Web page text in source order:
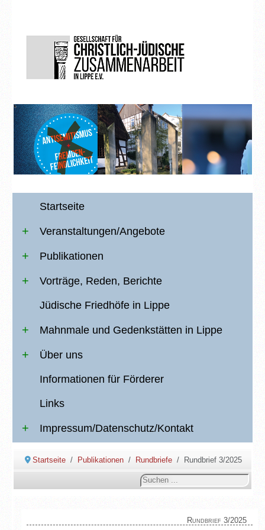
Startseite
Veranstaltungen/Angebote
Publikationen
Vorträge, Reden, Berichte
Jüdische Friedhöfe in Lippe
Mahnmale und Gedenkstätten in Lippe
Über uns
Informationen für Förderer
Links
Impressum/Datenschutz/Kontakt
Startseite Publikationen Rundbriefe Rundbrief 3/2025
Suchen
...
Rundbrief 3/2025